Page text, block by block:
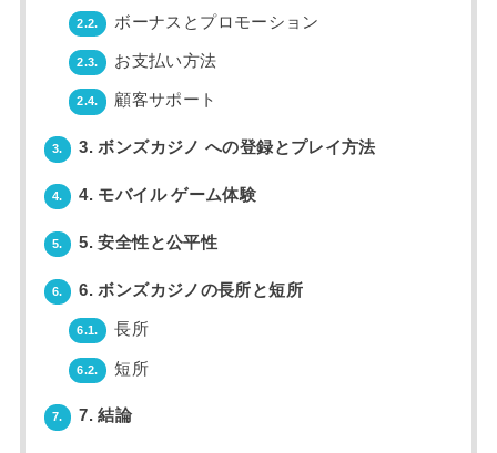
2.2. ボーナスとプロモーション
2.3. お支払い方法
2.4. 顧客サポート
3. 3. ボンズカジノ への登録とプレイ方法
4. 4. モバイル ゲーム体験
5. 5. 安全性と公平性
6. 6. ボンズカジノの長所と短所
6.1. 長所
6.2. 短所
7. 7. 結論